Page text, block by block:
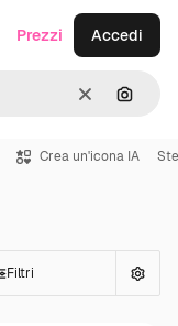
CancellaCerca
Prezzi Accedi
Crea un'icona IA
Filtri